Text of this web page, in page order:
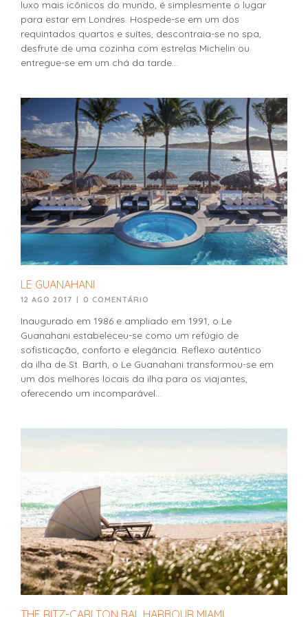
luxo mais icônicos do mundo, é simplesmente o lugar
para estar em Londres. Hospede-se em um dos
requintados quartos e suítes, descontraia-se no spa,
desfrute de uma cozinha com estrelas Michelin ou
entregue-se em um chá da tarde...
LE GUANAHANI
12 AGO 2017 | 0 COMENTÁRIO
Inaugurado em 1986 e ampliado em 1991, o Le
Guanahani estabeleceu-se como um refúgio de
sofisticação, conforto e elegância. Reflexo autêntico
da ilha de St. Barth, o Le Guanahani transformou-se em
um dos melhores locais da ilha para os viajantes,
oferecendo um incomparável...
THE RITZ-CARLTON BAL HARBOUR MIAMI